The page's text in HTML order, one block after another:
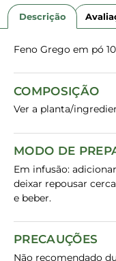
Descrição
Feno Grego em pó
COMPOSIÇÃO
Ver a planta/
MODO DE
Em infusão:
deixar repousar
e beber.
PRECAUÇÕES
Não recomendado